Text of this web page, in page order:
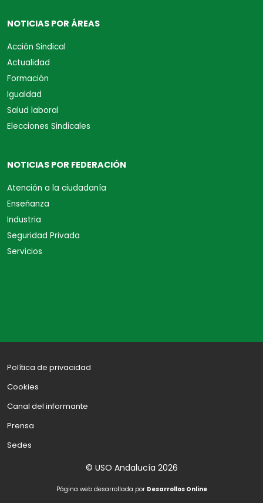
NOTICIAS POR ÁREAS
Acción Sindical
Actualidad
Formación
Igualdad
Salud laboral
Elecciones Sindicales
NOTICIAS POR FEDERACIÓN
Atención a la ciudadanía
Enseñanza
Industria
Seguridad Privada
Servicios
Política de privacidad
Cookies
Canal del informante
Prensa
Sedes
© USO Andalucía 2026
Página web desarrollada por Desarrollos Online